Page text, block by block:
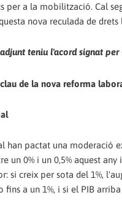
per a la mobilització. Cal
nova reculada de drets
teniu l'acord signat per
de la nova reforma
han pactat una moderació
un 0% i un 0,5% aquest
si creix per sota del 1%,
fins a un 1%, i si el PIB